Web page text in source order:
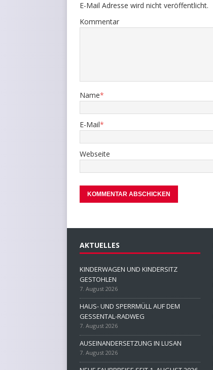
E-Mail Adresse wird nicht veröffentlicht.
Kommentar
Name*
E-Mail*
Webseite
AKTUELLES
KINDERWAGEN UND KINDERSITZ
GESTOHLEN
7. August 2026
HAUS- UND SPERRMÜLL AUF DEM
GESSENTAL-RADWEG
7. August 2026
AUSEINANDERSETZUNG IN LUSAN
7. August 2026